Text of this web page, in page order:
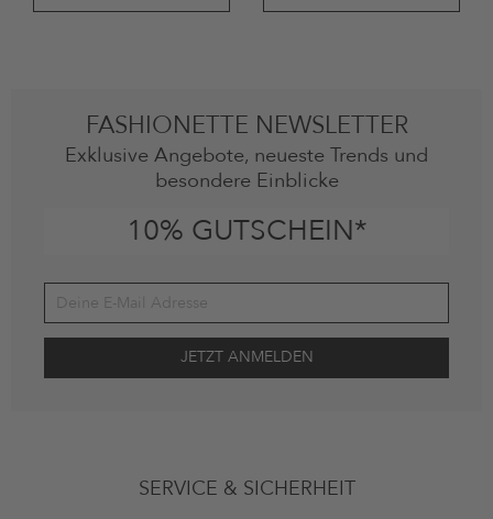
FASHIONETTE NEWSLETTER
Exklusive Angebote, neueste Trends und
besondere Einblicke
10% GUTSCHEIN*
Daten gemäß denDatenschutzbestimmungen zum Zwecke der
SERVICE & SICHERHEIT